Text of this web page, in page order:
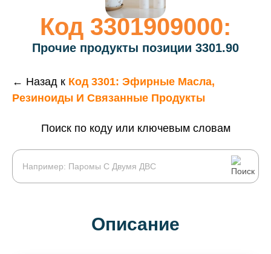
Код 3301909000:
Прочие продукты позиции 3301.90
← Назад к Код 3301: Эфирные Масла,
Резиноиды И Связанные Продукты
Поиск по коду или ключевым словам
Описание